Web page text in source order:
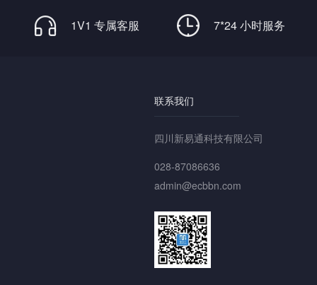
1V1 专属客服 7*24 小时服务
联系我们
四川新易通科技有限公司
028-87086636
admin@ecbbn.com